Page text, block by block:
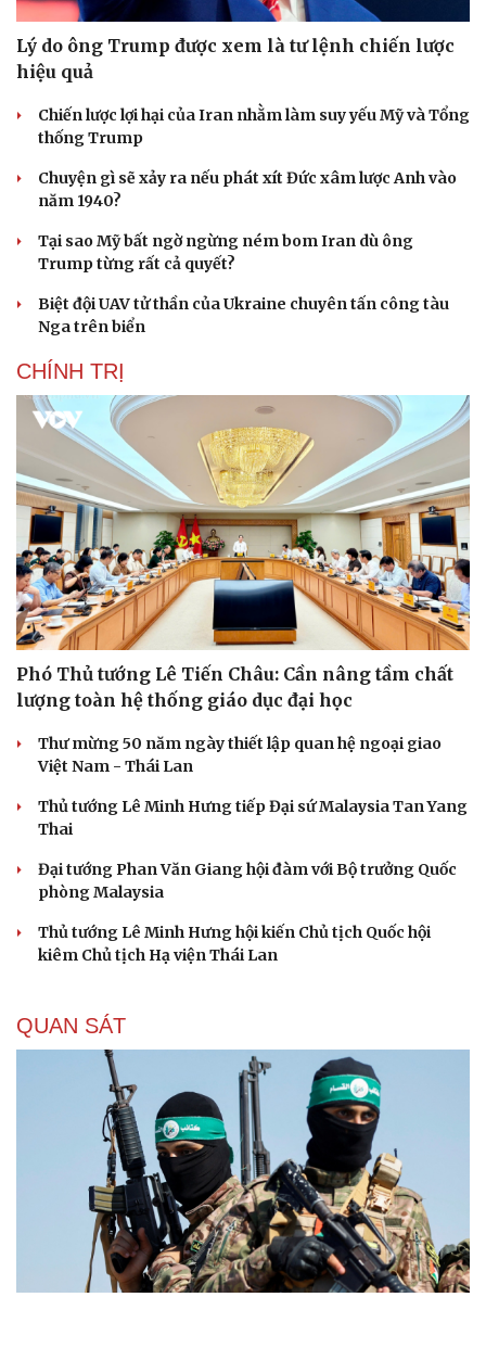
Lý do ông Trump được xem là tư lệnh chiến lược
hiệu quả
Chiến lược lợi hại của Iran nhằm làm suy yếu Mỹ và Tổng
thống Trump
Chuyện gì sẽ xảy ra nếu phát xít Đức xâm lược Anh vào
năm 1940?
Tại sao Mỹ bất ngờ ngừng ném bom Iran dù ông
Trump từng rất cả quyết?
Biệt đội UAV tử thần của Ukraine chuyên tấn công tàu
Nga trên biển
CHÍNH TRỊ
Phó Thủ tướng Lê Tiến Châu: Cần nâng tầm chất
lượng toàn hệ thống giáo dục đại học
Thư mừng 50 năm ngày thiết lập quan hệ ngoại giao
Việt Nam - Thái Lan
Thủ tướng Lê Minh Hưng tiếp Đại sứ Malaysia Tan Yang
Thai
Đại tướng Phan Văn Giang hội đàm với Bộ trưởng Quốc
phòng Malaysia
Thủ tướng Lê Minh Hưng hội kiến Chủ tịch Quốc hội
kiêm Chủ tịch Hạ viện Thái Lan
QUAN SÁT